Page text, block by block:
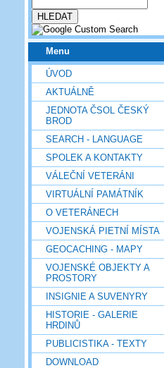
Menu
ÚVOD
AKTUÁLNĚ
JEDNOTA ČSOL ČESKÝ
BROD
SEARCH - LANGUAGE
SPOLEK A KONTAKTY
VÁLEČNÍ VETERÁNI
VIRTUÁLNÍ PAMÁTNÍK
O VETERÁNECH
VOJENSKÁ PIETNÍ MÍSTA
GEOCACHING - MAPY
VOJENSKÉ OBJEKTY A
PROSTORY
INSIGNIE A SUVENYRY
HISTORIE - GALERIE
HRDINŮ
PUBLICISTIKA - TEXTY
DOWNLOAD